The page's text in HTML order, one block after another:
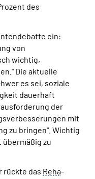
des
ein:
von
wichtig,
Die aktuelle
es sei, soziale
dauerhaft
der
mit
zu bringen". Wichtig
zu
rückte das Reha-